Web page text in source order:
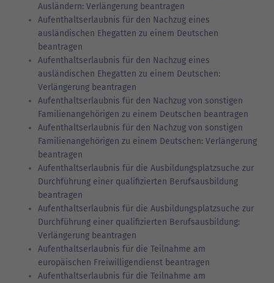
Ausländern: Verlängerung beantragen
Aufenthaltserlaubnis für den Nachzug eines
ausländischen Ehegatten zu einem Deutschen
beantragen
Aufenthaltserlaubnis für den Nachzug eines
ausländischen Ehegatten zu einem Deutschen:
Verlängerung beantragen
Aufenthaltserlaubnis für den Nachzug von sonstigen
Familienangehörigen zu einem Deutschen beantragen
Aufenthaltserlaubnis für den Nachzug von sonstigen
Familienangehörigen zu einem Deutschen: Verlängerung
beantragen
Aufenthaltserlaubnis für die Ausbildungsplatzsuche zur
Durchführung einer qualifizierten Berufsausbildung
beantragen
Aufenthaltserlaubnis für die Ausbildungsplatzsuche zur
Durchführung einer qualifizierten Berufsausbildung:
Verlängerung beantragen
Aufenthaltserlaubnis für die Teilnahme am
europäischen Freiwilligendienst beantragen
Aufenthaltserlaubnis für die Teilnahme am